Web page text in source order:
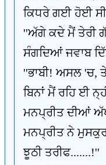
ਕਿਧਰੇ ਗਈ ਹੋਈ
''ਅੱਗੇ ਕਦੇ ਮੈਂ ਤੇਰੀ
ਸੰਗਦਿਆਂ ਜਵਾਬ
''ਭਾਬੀ! ਅਸਲ 'ਚ,
ਬਿਨਾਂ ਮੈਂ ਰਹਿ ਈ
ਮਨਪ੍ਰੀਤ ਦੀਆਂ
ਮਨਪ੍ਰੀਤ ਨੇ
ਝੂਠੀ ਤਰੀਫ.......!''